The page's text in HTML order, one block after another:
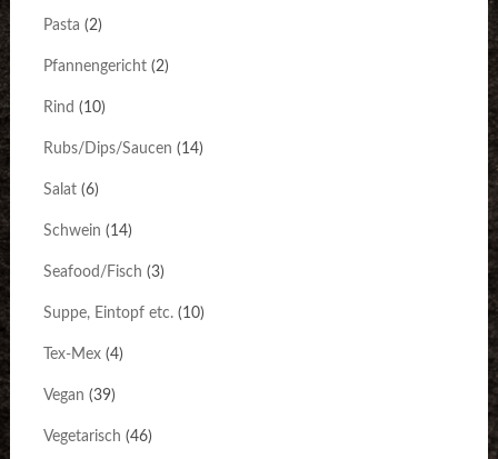
Pasta (2)
Pfannengericht(2)
Rind (10)
Rubs/Dips/Saucen (14)
Salat(6)
Schwein (14)
Seafood/Fisch (3)
Suppe, Eintopf etc.(10)
Tex-Mex(4)
Vegan (39)
Vegetarisch (46)